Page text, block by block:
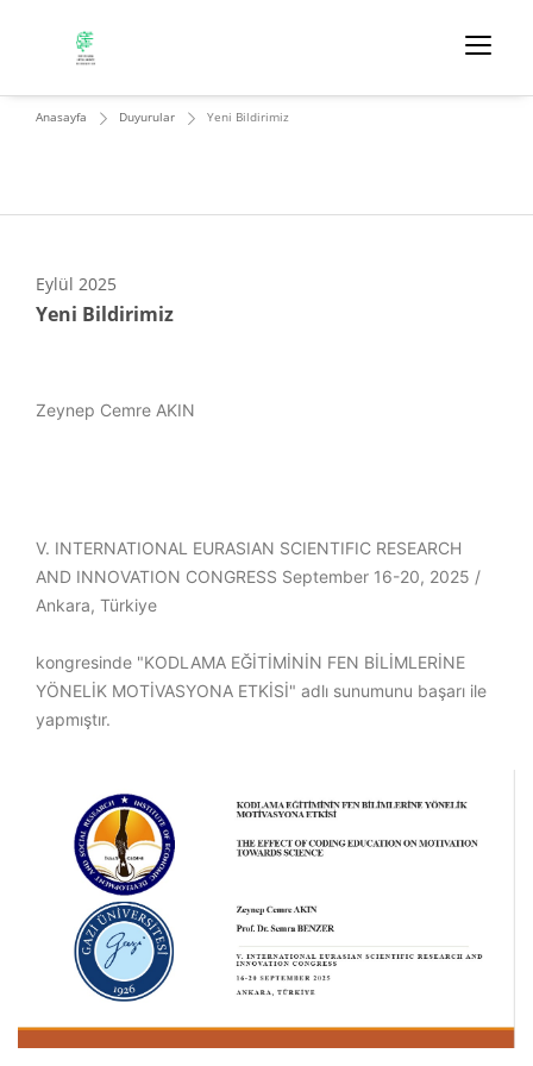
Anasayfa Duyurular Yeni Bildirimiz
Eylül 2025
Yeni Bildirimiz
Zeynep Cemre AKIN
V. INTERNATIONAL EURASIAN SCIENTIFIC RESEARCH
AND INNOVATION CONGRESS September 16-20, 2025 /
Ankara, Türkiye
kongresinde "KODLAMA EĞİTİMİNİN FEN BİLİMLERİNE
YÖNELİK MOTİVASYONA ETKİSİ" adlı sunumunu başarı ile
yapmıştır.